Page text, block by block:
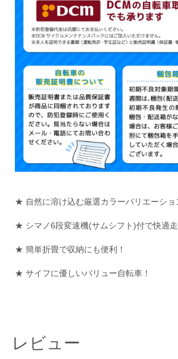
★ 自然に溶け込む厳選カラーバリエーショ
★ シマノ6段変速機(サムシフト)付で快適走
★ 簡単折畳で収納にも便利！
★ サイフに優しいバリュー自転車！
レビュー